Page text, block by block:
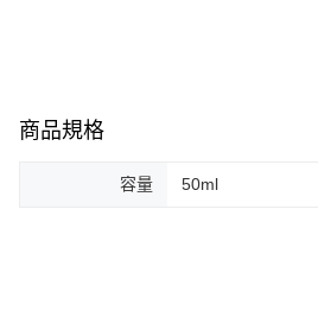
商品規格
容量 50ml